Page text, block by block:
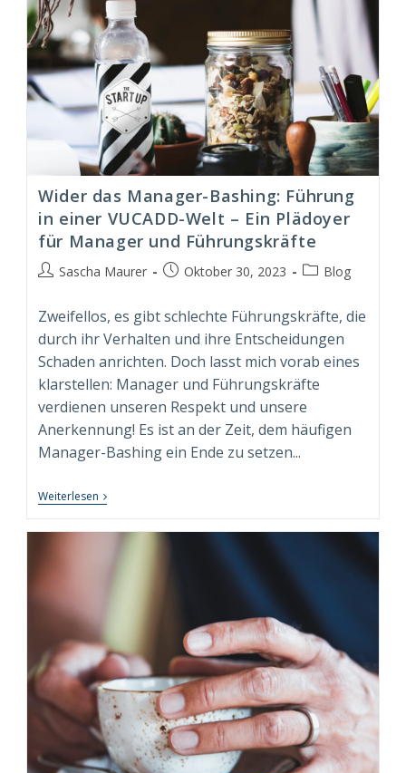
Wider das Manager-Bashing: Führung
in einer VUCADD-Welt – Ein Plädoyer
für Manager und Führungskräfte
Beitrags-
Sascha Maurer
BeitragOktober 30, 2023
Beitrags-
Blog
Zweifellos, es gibt schlechte Führungskräfte, die
durch ihr Verhalten und ihre Entscheidungen
Schaden anrichten. Doch lasst mich vorab eines
klarstellen: Manager und Führungskräfte
verdienen unseren Respekt und unsere
Anerkennung! Es ist an der Zeit, dem häufigen
Manager-Bashing ein Ende zu setzen...
Weiterlesen Wider
Das
Bashing:
–
Ein
Plädoyer
Für
Manager
Und
Führungskräfte